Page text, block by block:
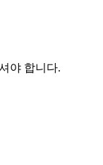
야 합니다.